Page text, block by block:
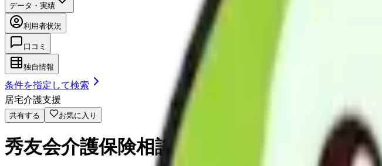
データ・実績
利用者状況
口コミ
独自情報
条件を指定して検索
居宅介護支援
共有する お気に入り
秀友会介護保険相談センター